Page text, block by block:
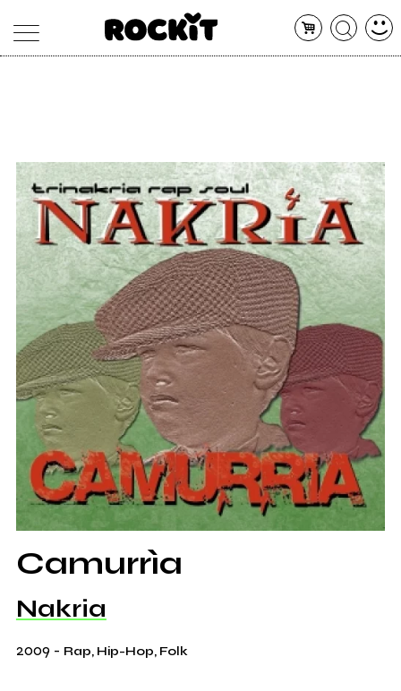
ARTISTI
CONCERTI
SHOP
RADIO
Camurrìa
Nakria
2009 - Rap, Hip-Hop, Folk